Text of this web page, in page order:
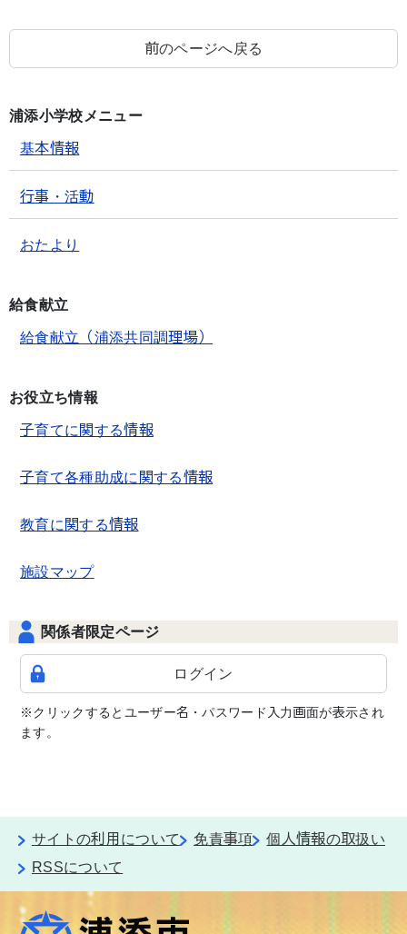
前のページへ戻る
浦添小学校メニュー
基本情報
行事・活動
おたより
給食献立
給食献立（浦添共同調理場）
お役立ち情報
子育てに関する情報
子育て各種助成に関する情報
教育に関する情報
施設マップ
関係者限定ページ
ログイン
※クリックするとユーザー名・パスワード入力画面が表示され
ます。
サイトの利用について 免責事項
個人情報の取扱い
RSSについて